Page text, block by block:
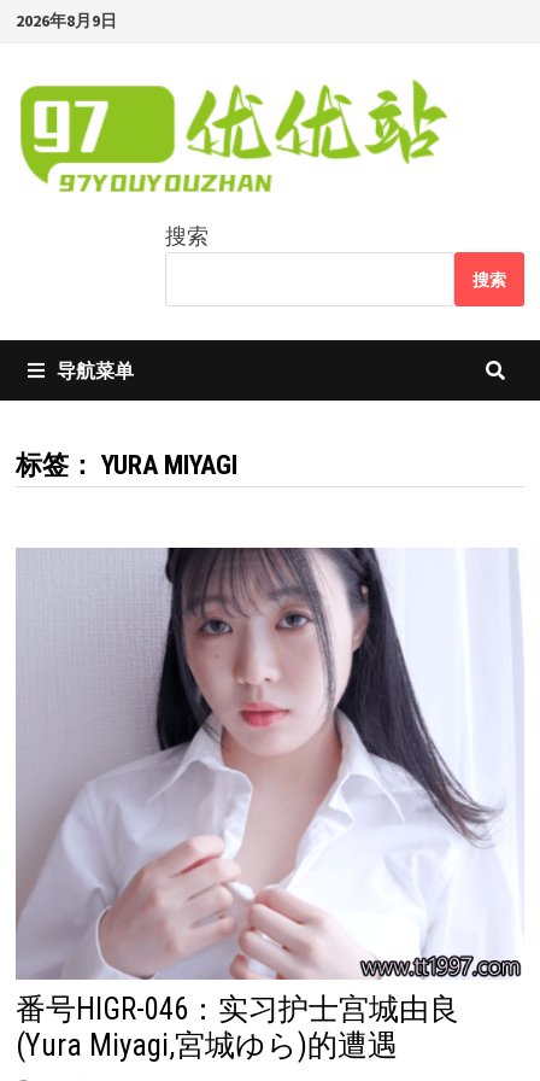
Skip
content
2026年8月9日
搜索
搜索
导航菜单
标签： YURA MIYAGI
番号HIGR-046：实习护士宫城由良
(Yura Miyagi,宮城ゆら)的遭遇